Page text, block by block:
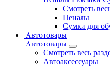
Смотреть
Пеналы
Сумки для
Автотовары
Автотовары
Смотреть весь
Автоаксессуары